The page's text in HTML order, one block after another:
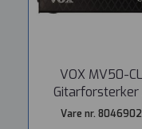
VOX MV50-CL
Gitarforsterker
Vare nr. 8046902